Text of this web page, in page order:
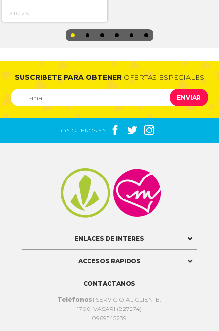
$10.26
SUSCRIBETE PARA OBTENER OFERTAS ESPECIALES
ENVIAR
O SIGUENOS EN   

ENLACES DE INTERES
ACCESOS RAPIDOS
CONTACTANOS
Teléfonos: SERVICIO AL CLIENTE:
1700-VASARI (827274)
0969545239